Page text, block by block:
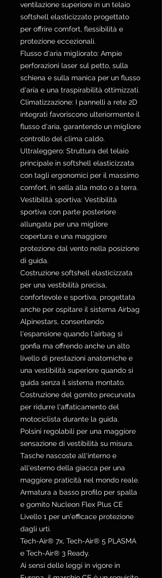
ventilazione superiore in un telaio
softshell elasticizzato progettato
per offrire comfort, flessibilità e
protezione eccezionali.
Flusso d'aria migliorato: Ampie
perforazioni laser sul petto, sulla
schiena e sulla manica per un flusso
d'aria e una traspirabilità ottimizzati.
Climatizzazione: I pannelli a rete 2D
integrati favoriscono ulteriormente il
flusso d'aria, garantendo un migliore
controllo del clima caldo.
Ultraleggero: Struttura del telaio
principale in softshell elasticizzata
con tagli ergonomici per il massimo
comfort, in sella alla moto o a terra.
Vestibilità sportiva: Vestibilità
sportiva con parte posteriore
allungata per una migliore
copertura e una maggiore
protezione dal vento nella posizione
di guida.
Costruzione softshell elasticizzata
per una vestibilità precisa,
confortevole e sportiva, progettata
anche per ospitare il sistema Airbag
Alpinestars, consentendo
l'espansione quando l'airbag si
gonfia ma offrendo anche un alto
livello di prestazioni anatomiche e
una vestibilità superiore quando si
guida senza il sistema montato.
Costruzione del gomito precurvata
per ridurre l'affaticamento del
motociclista durante la guida.
Polsini regolabili per una maggiore
sensazione di vestibilità su misura.
Tasche nascoste all'interno e
all'esterno della giacca per una
maggiore praticità nel mondo reale.
Armatura a basso profilo per spalla
e gomito Nucleon Flex Plus CE
Livello 1 per un'efficace protezione
dagli urti.
Tech-Air® 7x, Tech-Air® 5 PLASMA
e Tech-Air® 3 Ready.
Ai sensi delle leggi in vigore in